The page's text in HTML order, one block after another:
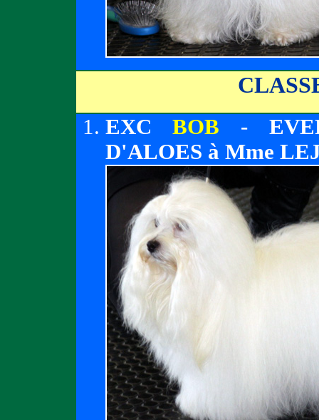
EXCBOB -
D'ALOES à Mme